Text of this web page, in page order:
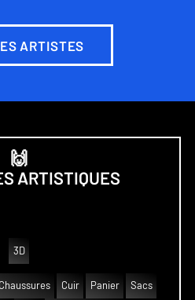
ARTISTES
🙌
ARTISTIQUES
3D
Chaussures Cuir Panier Sacs